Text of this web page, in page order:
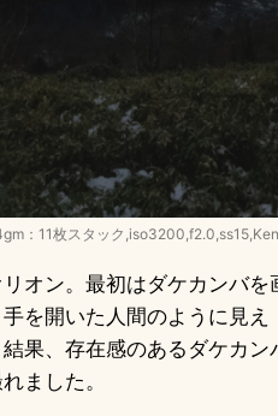
：11枚スタック
オン。最初はダケカンバ
を開いた人間のように見
果、存在感のあるダケカ
ました。